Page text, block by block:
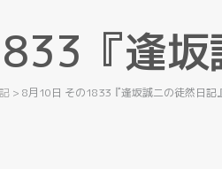
833 『逢坂
>8月10日 その1833『逢坂誠二の徒然日記』